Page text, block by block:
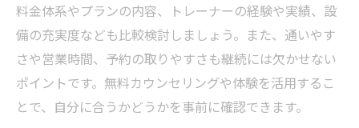
料金体系やプランの内容、トレーナーの経験や実績、設
備の充実度なども比較検討しましょう。また、通いやす
さや営業時間、予約の取りやすさも継続には欠かせない
ポイントです。無料カウンセリングや体験を活用するこ
とで、自分に合うかどうかを事前に確認できます。